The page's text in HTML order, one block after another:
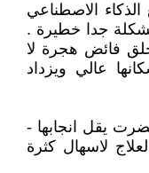
الذكاء الاصطناعي
جدا خطيرة .
فائض هجرة لا
عالي ويزداد
يقل انجابها -
لاسهال كثرة